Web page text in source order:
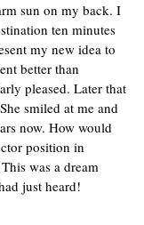
sun on my back. I
ten minutes
my new idea to
better than
pleased. Later that
smiled at me and
now. How would
position in
was a dream
just heard!